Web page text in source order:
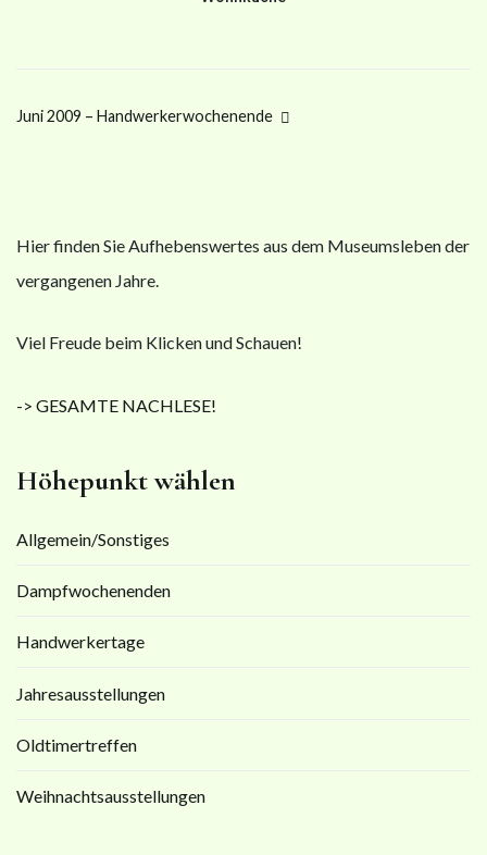
Juni 2009 – Handwerkerwochenende
Hier finden Sie Aufhebenswertes aus dem Museumsleben der
vergangenen Jahre.
Viel Freude beim Klicken und Schauen!
-> GESAMTE NACHLESE!
Höhepunkt wählen
Allgemein/Sonstiges
Dampfwochenenden
Handwerkertage
Jahresausstellungen
Oldtimertreffen
Weihnachtsausstellungen